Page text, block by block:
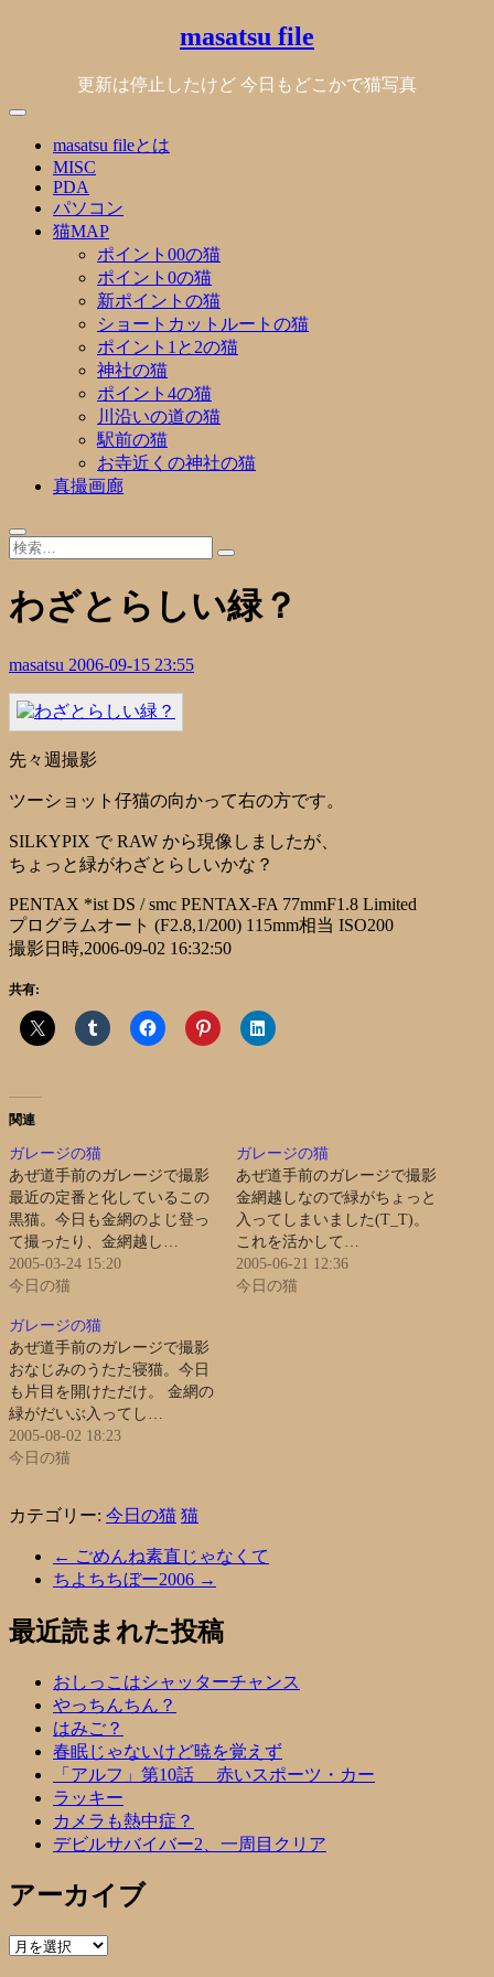
masatsu file
更新は停止したけど 今日もどこかで猫写真
masatsu fileとは
MISC
PDA
パソコン
猫MAP
ポイント00の猫
ポイント0の猫
新ポイントの猫
ショートカットルートの猫
ポイント1と2の猫
神社の猫
ポイント4の猫
川沿いの道の猫
駅前の猫
お寺近くの神社の猫
真撮画廊
わざとらしい緑？
masatsu 2006-09-15 23:55
先々週撮影
ツーショット仔猫の向かって右の方です。
SILKYPIX で RAW から現像しましたが、
ちょっと緑がわざとらしいかな？
PENTAX *ist DS / smc PENTAX-FA 77mmF1.8 Limited
プログラムオート (F2.8,1/200) 115mm相当 ISO200
撮影日時,2006-09-02 16:32:50
共有:
関連
ガレージの猫
あぜ道手前のガレージで撮影
最近の定番と化しているこの
黒猫。今日も金網のよじ登っ
て撮ったり、金網越し…
2005-03-24 15:20
今日の猫
ガレージの猫
あぜ道手前のガレージで撮影
金網越しなので緑がちょっと
入ってしまいました(T_T)。
これを活かして…
2005-06-21 12:36
今日の猫
ガレージの猫
あぜ道手前のガレージで撮影
おなじみのうたた寝猫。今日
も片目を開けただけ。 金網の
緑がだいぶ入ってし…
2005-08-02 18:23
今日の猫
カテゴリー: 今日の猫 猫
← ごめんね素直じゃなくて
ちよちちぼー2006 →
最近読まれた投稿
おしっこはシャッターチャンス
やっちんちん？
はみご？
春眠じゃないけど暁を覚えず
「アルフ」第10話 赤いスポーツ・カー
ラッキー
カメラも熱中症？
デビルサバイバー2、一周目クリア
アーカイブ
ア